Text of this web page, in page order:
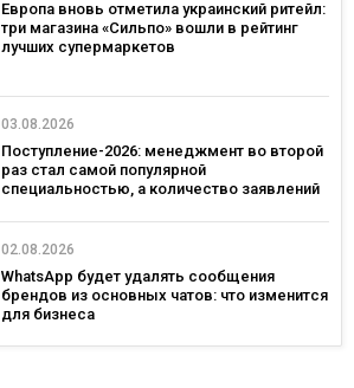
Европа вновь отметила украинский ритейл:
три магазина «Сильпо» вошли в рейтинг
лучших супермаркетов
03.08.2026
Поступление-2026: менеджмент во второй
раз стал самой популярной
специальностью, а количество заявлений
02.08.2026
WhatsApp будет удалять сообщения
брендов из основных чатов: что изменится
для бизнеса